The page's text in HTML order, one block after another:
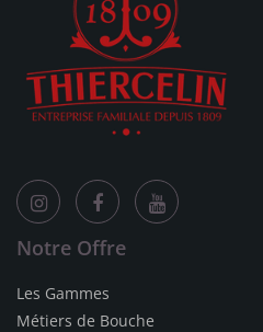
Notre Offre
Les Gammes
Métiers de Bouche